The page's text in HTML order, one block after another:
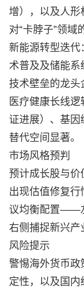
增），以及人形
对“卡脖子”领域
新能源转型迭代
术普及及储能系
技术壁垒的龙头
医疗健康长线
证进展）、基因
替代空间显著。
市场风格预判
预计成长股与价
出现估值修复
议均衡配置——
右侧捕捉新兴产
风险提示
警惕海外货币政
定性，以及国